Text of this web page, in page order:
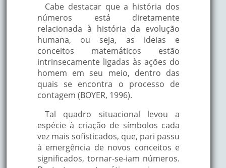
Cabe destacar que a história dos
números está diretamente
relacionada à história da evolução
humana, ou seja, as ideias e
conceitos matemáticos estão
intrinsecamente ligadas às ações do
homem em seu meio, dentro das
quais se encontra o processo de
contagem (BOYER, 1996).
Tal quadro situacional levou a
espécie à criação de símbolos cada
vez mais sofisticados, que, pari passu
à emergência de novos conceitos e
significados, tornar-se-iam números.